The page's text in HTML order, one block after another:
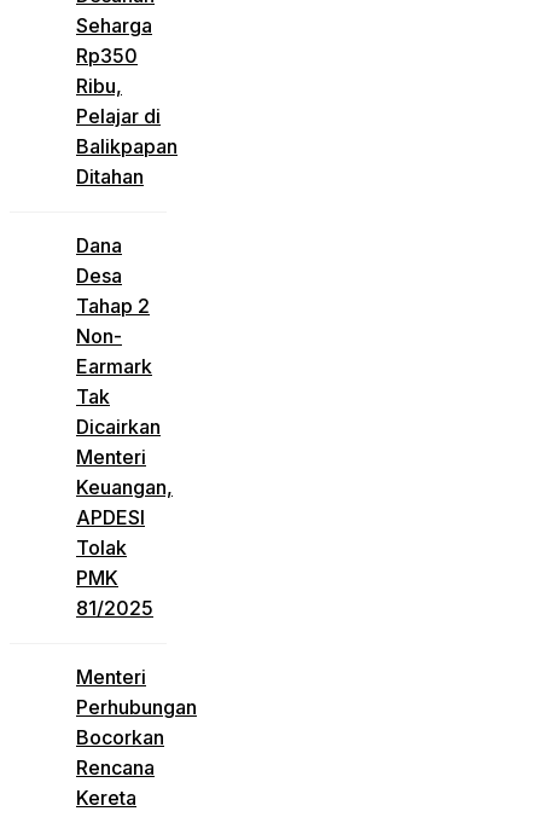
Seharga
Rp350
Ribu,
Pelajar di
Balikpapan
Ditahan
Dana
Desa
Tahap 2
Non-
Earmark
Tak
Dicairkan
Menteri
Keuangan,
APDESI
Tolak
PMK
81/2025
Menteri
Perhubungan
Bocorkan
Rencana
Kereta